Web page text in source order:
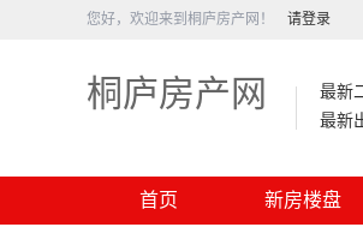
您好，欢迎来到桐庐房产网！ 请登录
桐庐房产网
最新
最新
首页 新房楼盘